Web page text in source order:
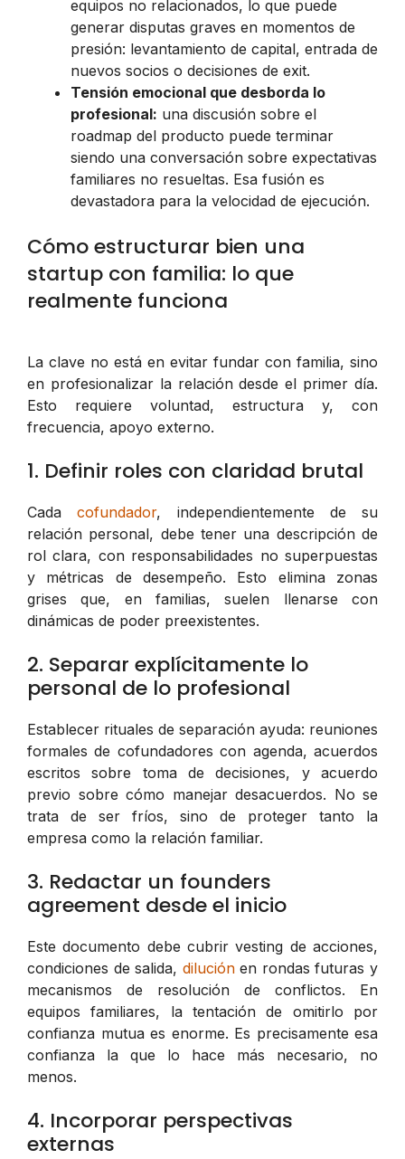
equipos no relacionados, lo que puede
generar disputas graves en momentos de
presión: levantamiento de capital, entrada de
nuevos socios o decisiones de exit.
Tensión emocional que desborda lo
profesional: una discusión sobre el
roadmap del producto puede terminar
siendo una conversación sobre expectativas
familiares no resueltas. Esa fusión es
devastadora para la velocidad de ejecución.
Cómo estructurar bien una
startup con familia: lo que
realmente funciona
La clave no está en evitar fundar con familia, sino
en profesionalizar la relación desde el primer día.
Esto requiere voluntad, estructura y, con
frecuencia, apoyo externo.
1. Definir roles con claridad brutal
Cadacofundador, independientemente de su
relación personal, debe tener una descripción de
rol clara, con responsabilidades no superpuestas
y métricas de desempeño. Esto elimina zonas
grises que, en familias, suelen llenarse con
dinámicas de poder preexistentes.
2. Separar explícitamente lo
personal de lo profesional
Establecer rituales de separación ayuda: reuniones
formales de cofundadores con agenda, acuerdos
escritos sobre toma de decisiones, y acuerdo
previo sobre cómo manejar desacuerdos. No se
trata de ser fríos, sino de proteger tanto la
empresa como la relación familiar.
3. Redactar un founders
agreement desde el inicio
Este documento debe cubrir vesting de acciones,
condiciones de salida, diluciónen rondas futuras y
mecanismos de resolución de conflictos. En
equipos familiares, la tentación de omitirlo por
confianza mutuaes enorme. Es precisamente esa
confianza la que lo hace más necesario, no
menos.
4. Incorporar perspectivas
externas